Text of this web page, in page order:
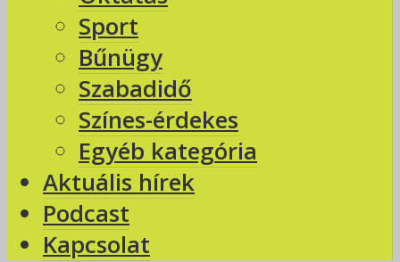
Sport
Bűnügy
Szabadidő
Színes-érdekes
Egyéb kategória
Aktuális hírek
Podcast
Kapcsolat